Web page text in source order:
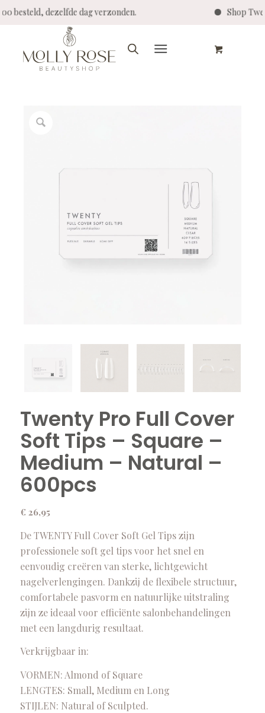
besteld, dezelfde dag verzonden. Shop
Twenty Pro Full Cover
Soft Tips – Square –
Medium – Natural –
600pcs
€ 26,95
De TWENTY Full Cover Soft Gel Tips zijn
professionele soft gel tips voor het snel en
eenvoudig creëren van sterke, lichtgewicht
nagelverlengingen. Dankzij de flexibele structuur,
comfortabele pasvorm en natuurlijke uitstraling
zijn ze ideaal voor efficiënte salonbehandelingen
met een langdurig resultaat.
Verkrijgbaar in:
VORMEN: Almond of Square
LENGTES: Small, Medium en Long
STIJLEN: Natural of Sculpted.